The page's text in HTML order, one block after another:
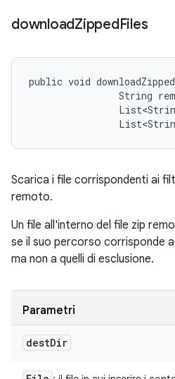
downloadZippedFiles
public void
String
Scarica i file corrispondenti ai
remoto.
Un file all'interno del file zip
se il suo percorso corrisponde
ma non a quelli di esclusione.
Parametri
destDir